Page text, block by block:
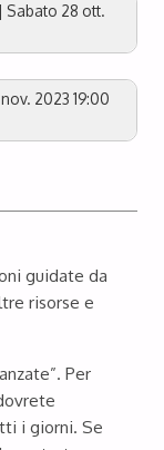
Sabato 28 ott.
2023 19:00
guidate da
risorse e
Per
i giorni. Se